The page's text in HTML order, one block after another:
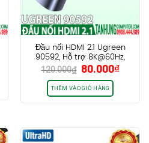
Đầu nối HDMI 2.1 Ugreen
90592, Hỗ trợ 8K@60Hz,
48Gbps, eARC 3D HDR
120.000₫ Giá
gốc
là:
120.000₫.
80.000₫Giá
THÊM VÀO GIỎ HÀNG